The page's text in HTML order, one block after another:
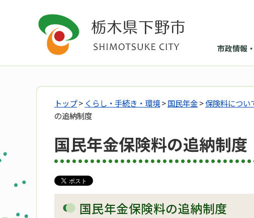
市政情報
トップ> くらし・手続き・環境>国民年金>保険料につい
の追納制度
国民年金保険料の追納制度
国民年金保険料の追納制度